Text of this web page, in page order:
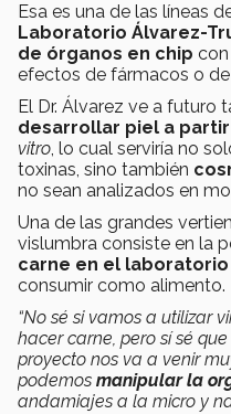
Esa es una de las líneas
Laboratorio Álvarez-
de órganos en chip
efectos de fármacos o
El Dr. Álvarez ve a futuro
desarrollar piel a
vitro, lo cual serviría no
toxinas, sino también
no sean analizados en
Una de las grandes
vislumbra consiste en la
carne en el laboratorio
consumir como alimento.
“No sé si vamos a utilizar
hacer carne, pero sí sé
proyecto nos va a venir
podemos manipular la
andamiajes a la micro y